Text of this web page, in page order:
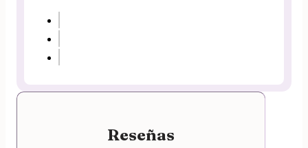
Reseñas